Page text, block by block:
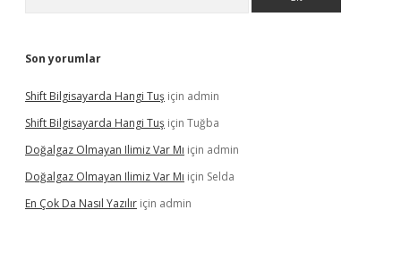
Son yorumlar
Shift Bilgisayarda Hangi Tuş için admin
Shift Bilgisayarda Hangi Tuş için Tuğba
Doğalgaz Olmayan Ilimiz Var Mı için admin
Doğalgaz Olmayan Ilimiz Var Mı için Selda
En Çok Da Nasıl Yazılır için admin